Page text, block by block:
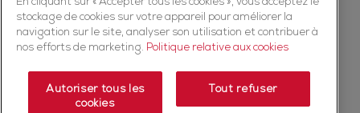
Copyright © 2026 Ducros (McCormick & Company, Inc). Todos los
stockage de cookies sur votre appareil pour améliorer la
navigation sur le site, analyser son utilisation et contribuer à
nos efforts de marketing. Politique relative aux cookies
Autoriser tous les
cookies
Tout refuser